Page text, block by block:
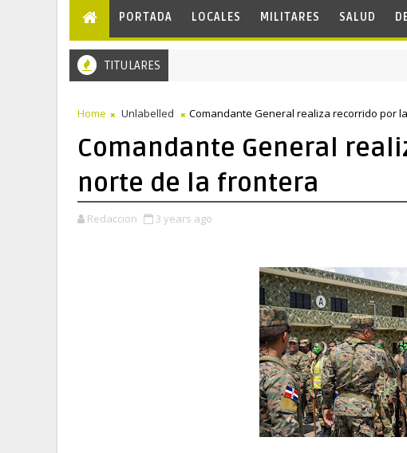
PORTADA LOCALES MILITARES SALUD
TITULARES
Home Unlabelled Comandante General realiza recorrido por
Comandante General
norte de la frontera
Redaccion 3 years ago